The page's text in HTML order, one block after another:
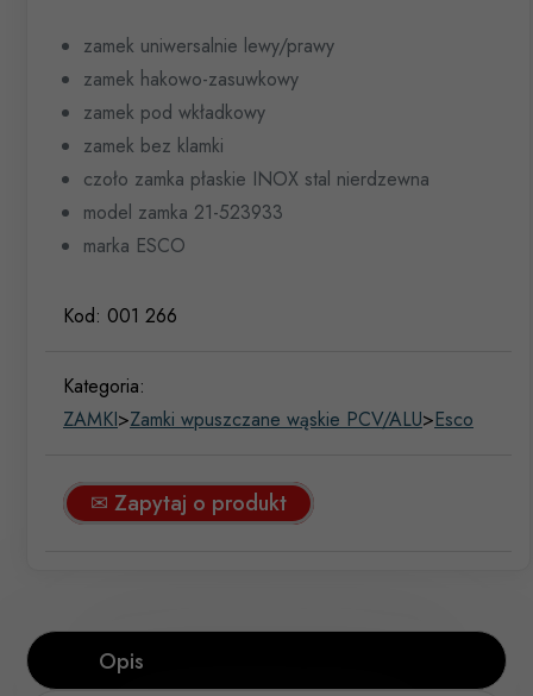
zamek uniwersalnie lewy/prawy
zamek hakowo-zasuwkowy
zamek pod wkładkowy
zamek bez klamki
czoło zamka płaskie INOX stal nierdzewna
model zamka 21-523933
marka ESCO
Kod: 001 266
Kategoria:
ZAMKI>Zamki wpuszczane wąskie PCV/ALU>Esco
✉ Zapytaj o produkt
Opis